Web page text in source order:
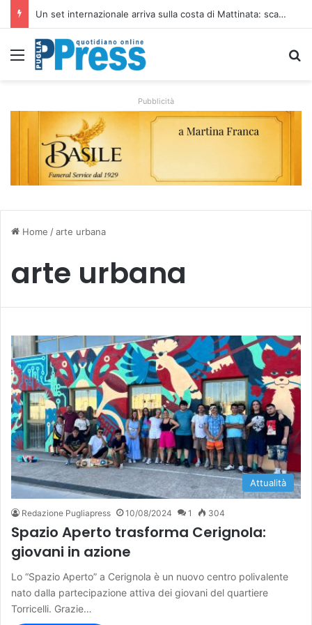
Ombrelloni lasciati sulle spiagge libere, controlli a Vieste e Peschici: liberati oltre 5mila metri quadrati
Menu
Pubblicità
Home /arte urbana
arte urbana
Attualità
Redazione Pugliapress 10/08/2024 1 304
Spazio Aperto trasforma Cerignola:
giovani in azione
Lo “Spazio Aperto” a Cerignola è un nuovo centro polivalente
nato dalla partecipazione attiva dei giovani del quartiere
Torricelli. Grazie…